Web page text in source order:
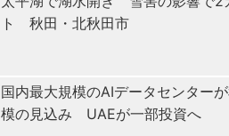
ト 秋田・北秋田市
国内最大規模のAIデータセンター
模の見込み UAEが一部投資へ